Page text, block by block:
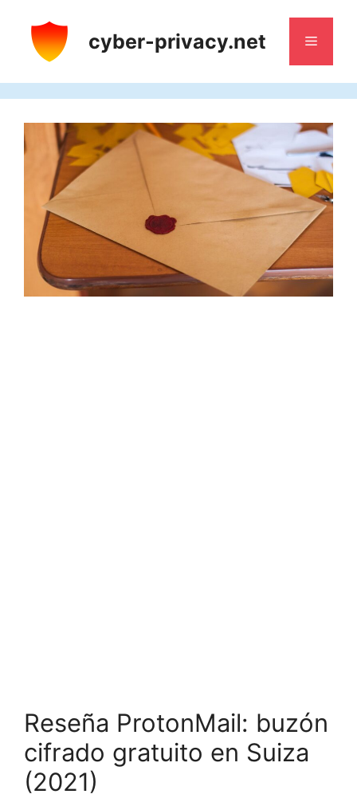
contenido
cyber-privacy.net Menú
Reseña ProtonMail: buzón
cifrado gratuito en Suiza
(2021)